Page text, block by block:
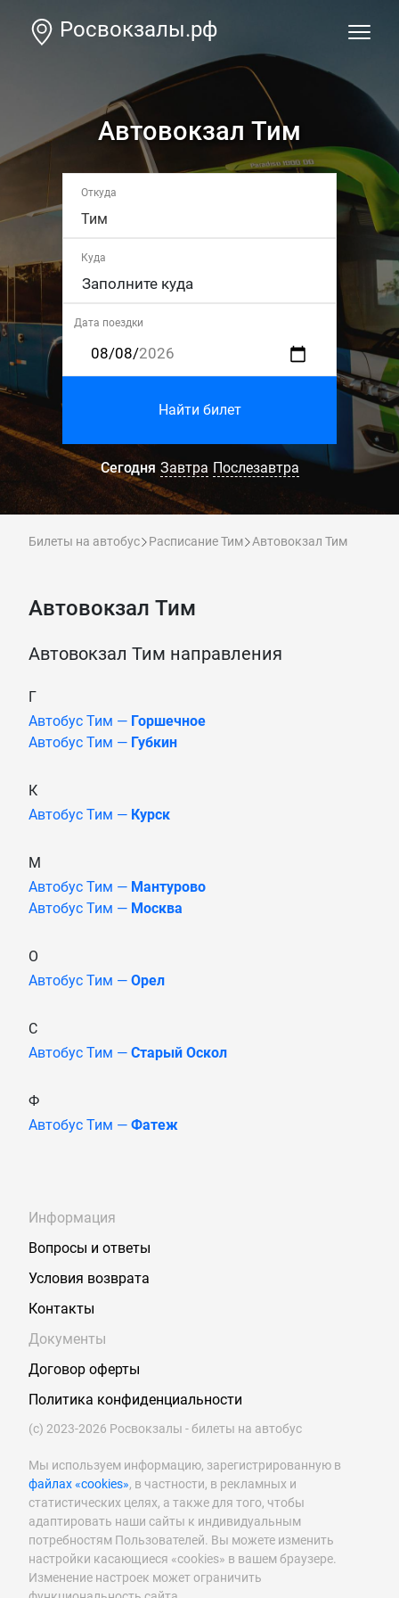
Росвокзалы.рф
Автовокзал Тим
Откуда
Тим
Куда
Дата поездки
Найти билет
Сегодня Завтра Послезавтра
Билеты на автобус Расписание Тим Автовокзал Тим
Автовокзал Тим
Автовокзал Тим направления
Г
Автобус Тим — Горшечное
Автобус Тим — Губкин
К
Автобус Тим — Курск
М
Автобус Тим — Мантурово
Автобус Тим — Москва
О
Автобус Тим — Орел
С
Автобус Тим — Старый Оскол
Ф
Автобус Тим — Фатеж
Информация
Вопросы и ответы
Условия возврата
Контакты
Документы
Договор оферты
Политика конфиденциальности
(с) 2023-2026 Росвокзалы - билеты на автобус
Мы используем информацию, зарегистрированную в
файлах «cookies», в частности, в рекламных и
статистических целях, а также для того, чтобы
адаптировать наши сайты к индивидуальным
потребностям Пользователей. Вы можете изменить
настройки касающиеся «cookies» в вашем браузере.
Изменение настроек может ограничить